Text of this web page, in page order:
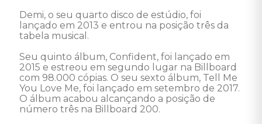
Demi, o seu quarto disco de estúdio, foi
lançado em 2013 e entrou na posição três da
tabela musical.
Seu quinto álbum, Confident, foi lançado em
2015 e estreou em segundo lugar na Billboard
com 98.000 cópias. O seu sexto álbum, Tell Me
You Love Me, foi lançado em setembro de 2017.
O álbum acabou alcançando a posição de
número três na Billboard 200.